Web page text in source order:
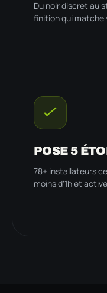
Du noir discret au
finition qui matche
POSE 5
78+ installateurs
moins d'1h et